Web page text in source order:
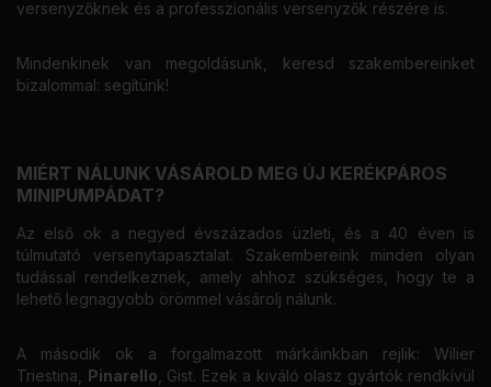
versenyzőknek és a professzionális versenyzők részére is.
Mindenkinek van megoldásunk, keresd szakembereinket
bizalommal: segítünk!
MIÉRT NÁLUNK VÁSÁROLD MEG ÚJ KERÉKPÁROS
MINIPUMPÁDAT?
Az első ok a negyed évszázados üzleti, és a 40 éven is
túlmutató versenytapasztalat. Szakembereink minden olyan
tudással rendelkeznek, amely ahhoz szükséges, hogy te a
lehető legnagyobb örömmel vásárolj nálunk.
A második ok a forgalmazott márkáinkban rejlik: Wilier
Triestina, Pinarello , Gist. Ezek a kiváló olasz gyártók rendkívül